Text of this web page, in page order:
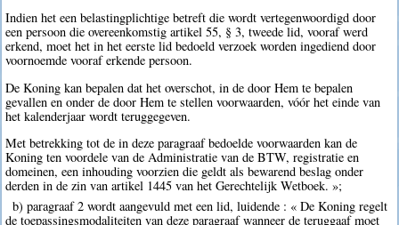
Indien het een belastingplichtige betreft die wordt vertegenwoordigd door
een persoon die overeenkomstig artikel 55, § 3, tweede lid, vooraf werd
erkend, moet het in het eerste lid bedoeld verzoek worden ingediend door
voornoemde vooraf erkende persoon.
De Koning kan bepalen dat het overschot, in de door Hem te bepalen
gevallen en onder de door Hem te stellen voorwaarden, vóór het einde van
het kalenderjaar wordt teruggegeven.
Met betrekking tot de in deze paragraaf bedoelde voorwaarden kan de
Koning ten voordele van de Administratie van de BTW, registratie en
domeinen, een inhouding voorzien die geldt als bewarend beslag onder
derden in de zin van artikel 1445 van het Gerechtelijk Wetboek. »;
b) paragraaf 2 wordt aangevuld met een lid, luidende : « De Koning regelt
de toepassingsmodaliteiten van deze paragraaf wanneer de teruggaaf moet